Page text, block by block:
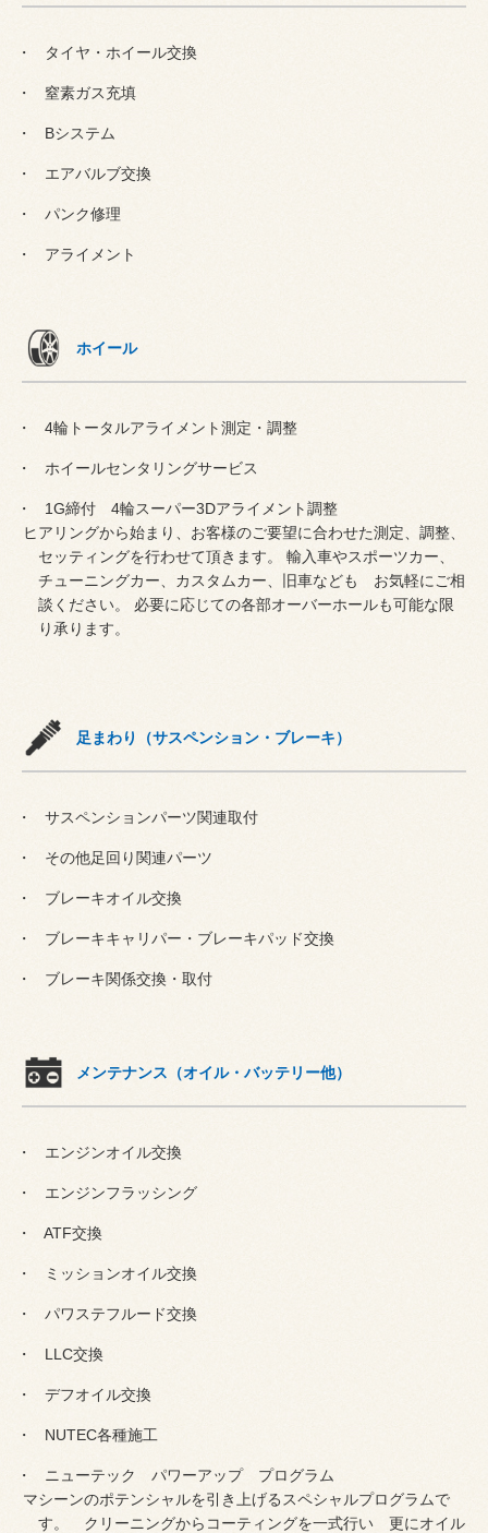
タイヤ・ホイール交換
窒素ガス充填
Bシステム
エアバルブ交換
パンク修理
アライメント
ホイール
4輪トータルアライメント測定・調整
ホイールセンタリングサービス
1G締付 4輪スーパー3Dアライメント調整
ヒアリングから始まり、お客様のご要望に合わせた測定、調整、
セッティングを行わせて頂きます。 輸入車やスポーツカー、
チューニングカー、カスタムカー、旧車なども お気軽にご相
談ください。 必要に応じての各部オーバーホールも可能な限
り承ります。
足まわり（サスペンション・ブレーキ）
サスペンションパーツ関連取付
その他足回り関連パーツ
ブレーキオイル交換
ブレーキキャリパー・ブレーキパッド交換
ブレーキ関係交換・取付
メンテナンス（オイル・バッテリー他）
エンジンオイル交換
エンジンフラッシング
ATF交換
ミッションオイル交換
パワステフルード交換
LLC交換
デフオイル交換
NUTEC各種施工
ニューテック パワーアップ プログラム
マシーンのポテンシャルを引き上げるスペシャルプログラムで
す。 クリーニングからコーティングを一式行い 更にオイル